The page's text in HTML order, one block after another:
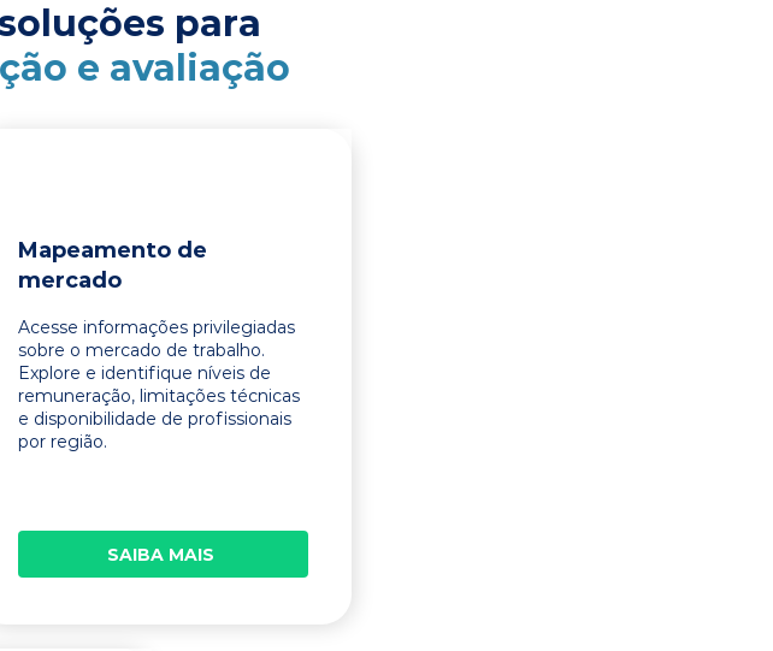
para
e avaliação
Mapeamento de
mercado
Acesse informações privilegiadas
sobre o mercado de trabalho.
Explore e identifique níveis de
remuneração, limitações técnicas
e disponibilidade de profissionais
por região.
SAIBA MAIS